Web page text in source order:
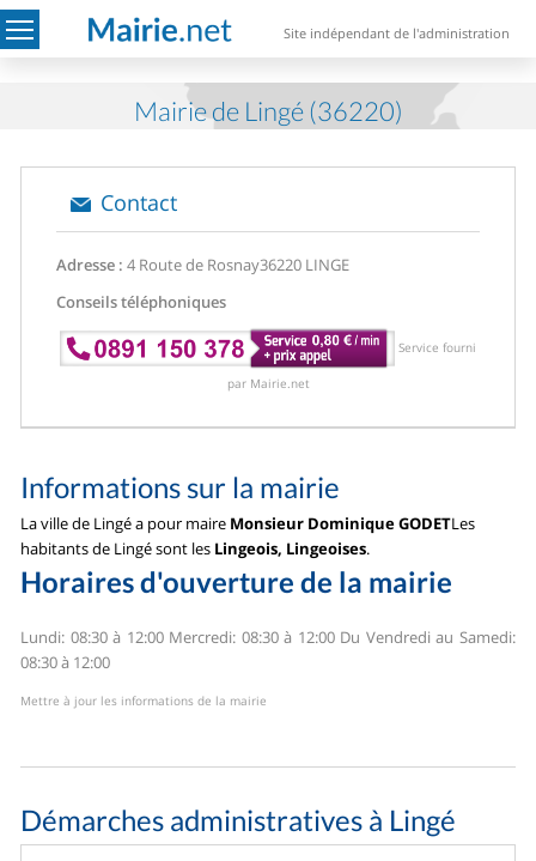
Site indépendant de l'administration
Mairie de Lingé (36220)
Contact
Adresse : 4 Route de Rosnay36220 LINGE
Conseils téléphoniques
Service fourni
par Mairie.net
Informations sur la mairie
La ville de Lingé a pour maire Monsieur Dominique GODETLes
habitants de Lingé sont les Lingeois, Lingeoises.
Horaires d'ouverture de la mairie
Lundi: 08:30 à 12:00Mercredi: 08:30 à 12:00Du Vendredi au Samedi:
08:30 à 12:00
Mettre à jour les informations de la mairie
Démarches administratives à Lingé